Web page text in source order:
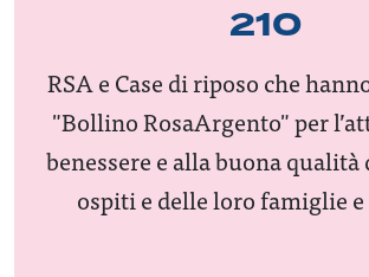
210
RSA e Case di riposo che
"Bollino RosaArgento" per
benessere e alla buona
ospiti e delle loro famiglie